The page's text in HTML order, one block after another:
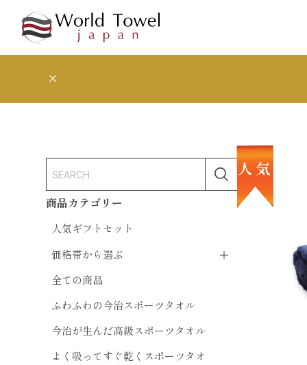
商品カテゴリー
人気ギフトセット
価格帯から選ぶ
全ての商品
ふわふわの今治スポーツタオル
今治が生んだ高級スポーツタオル
よく吸ってすぐ乾くスポーツタオ